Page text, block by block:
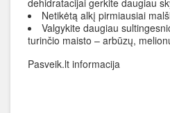
dehidratacijai gerkite daugiau
Netikėtą alkį pirmiausiai
Valgykite daugiau
turinčio maisto – arbūzų,
Pasveik.lt informacija